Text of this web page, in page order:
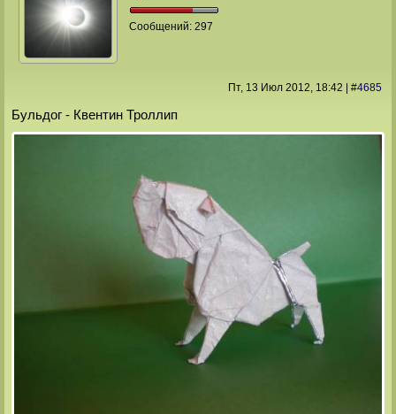
Сообщений:297
Пт, 13 Июл 2012 , 18:42 | #4685
Бульдог - Квентин Троллип